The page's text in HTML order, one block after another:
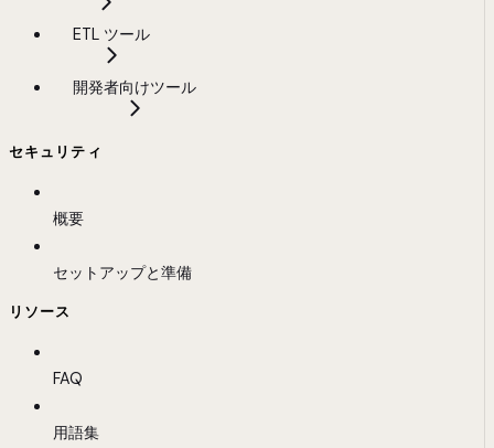
ETL ツール
開発者向けツール
セキュリティ
概要
セットアップと準備
リソース
FAQ
用語集